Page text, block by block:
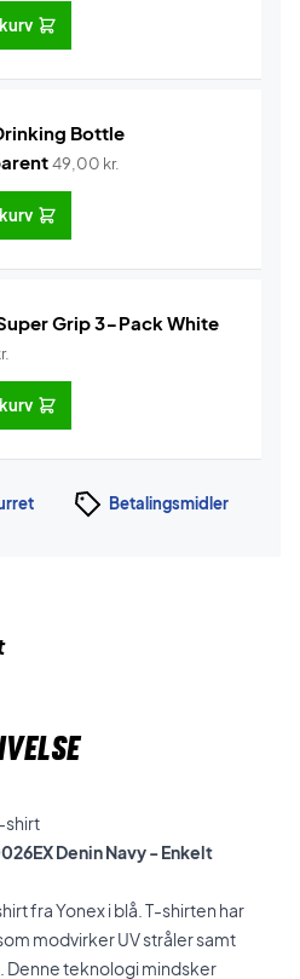
Bottle
49,00 kr.
Grip 3-Pack White
Betalingsmidler
shirt
Denin Navy - Enkelt
fra Yonex i blå. T-shirten har
modvirker UV stråler samt
teknologi mindsker